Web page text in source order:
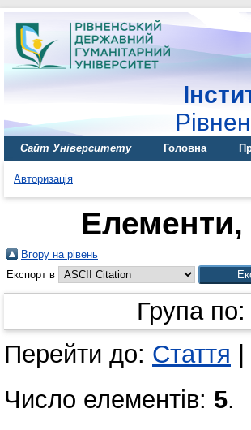
Сайт Університету Головна
Авторизація
Елементи,
Вгору на рівень
Експорт в
Група по:
Перейти до: Стаття
Число елементів: 5.